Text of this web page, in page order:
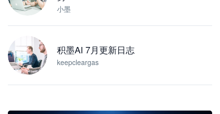
小墨
积墨AI 7月更新日志
keepcleargas